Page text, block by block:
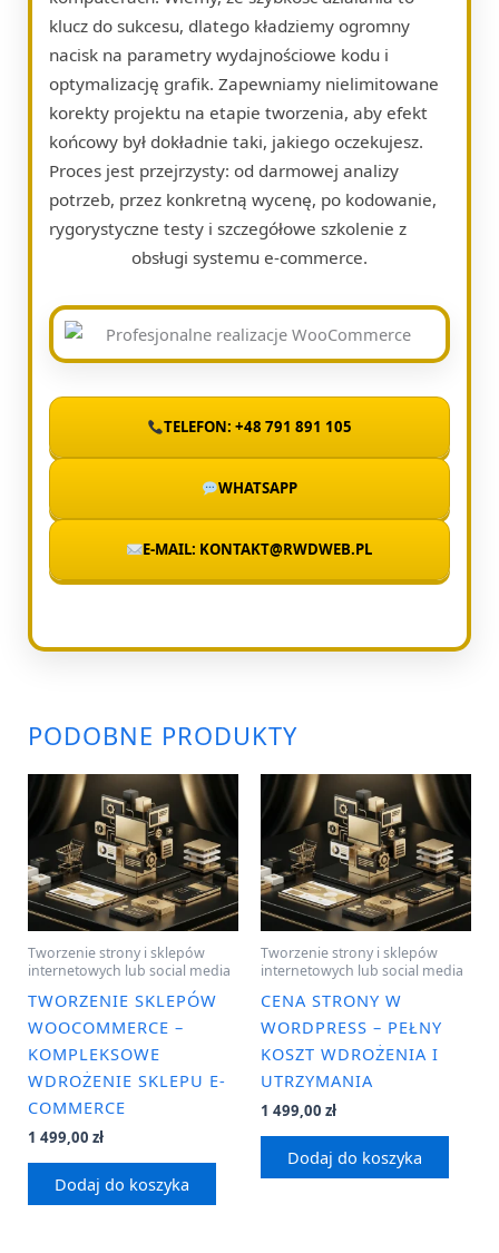
klucz do sukcesu, dlatego kładziemy ogromny
nacisk na parametry wydajnościowe kodu i
optymalizację grafik. Zapewniamy nielimitowane
korekty projektu na etapie tworzenia, aby efekt
końcowy był dokładnie taki, jakiego oczekujesz.
Proces jest przejrzysty: od darmowej analizy
potrzeb, przez konkretną wycenę, po kodowanie,
rygorystyczne testy i szczegółowe szkolenie z
obsługi systemu e-commerce.
TELEFON: +48 791 891 105
WHATSAPP
E-MAIL: KONTAKT@RWDWEB.PL
PODOBNE PRODUKTY
Tworzenie strony i sklepów
internetowych lub social media
TWORZENIE SKLEPÓW
WOOCOMMERCE –
KOMPLEKSOWE
WDROŻENIE SKLEPU E-
COMMERCE
1 499,00 zł
Dodaj do koszyka
Tworzenie strony i sklepów
internetowych lub social media
CENA STRONY W
WORDPRESS – PEŁNY
KOSZT WDROŻENIA I
UTRZYMANIA
1 499,00 zł
Dodaj do koszyka